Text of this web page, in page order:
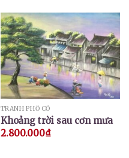
TRANH PHỐ CỔ
Khoảng trời sau cơn mưa
2.800.000₫